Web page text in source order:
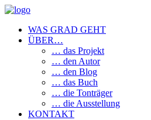
WAS GRAD GEHT
ÜBER…
… das Projekt
… den Autor
… den Blog
… das Buch
… die Tonträger
… die Ausstellung
KONTAKT